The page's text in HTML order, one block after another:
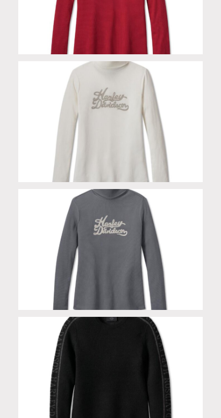
Dolcevita leggero red in cotone modal spandex
Dolcevita leggero white in cotone modal spandex
Dolcevita leggero grey in cotone modal spandex